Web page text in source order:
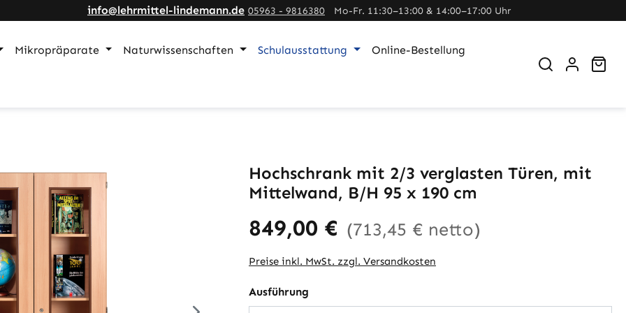
info@lehrmittel-lindemann.de 05963 - 9816380 Mo-Fr. 11:30–13:00 & 14:00–17:00 Uhr
Mikropräparate Naturwissenschaften Schulausstattung Online-Bestellung
Hochschrank mit 2/3 verglasten Türen, mit
Mittelwand, B/H 95 x 190 cm
849,00 € (713,45 € netto)
Preise inkl. MwSt. zzgl. Versandkosten
Ausführung